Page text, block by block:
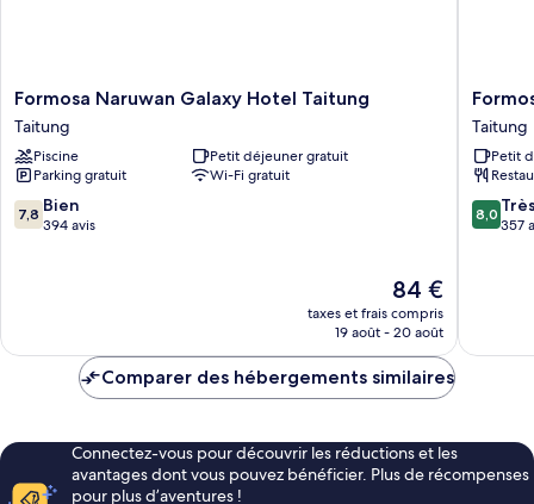
Formosa
Naruwan
Galaxy
Hotel
Taitung
Taitung
Formosa Naruwan Galaxy Hotel Taitung
Taitung
Piscine
Petit déjeuner gratuit
Parking gratuit
Wi-Fi gratuit
7.8
sur
7,8 Bien
394 avis
Le
nouveau
prix
de
84 €
taxes et frais compris
19 août - 20 août
Garden
Hotel
Taitung
Taitung
Petit
8.0
sur
8,0
357
Comparer des hébergements similaires
Connectez-vous pour découvrir les réductions et les
avantages dont vous pouvez bénéficier. Plus de récompenses
pour plus d’aventures !